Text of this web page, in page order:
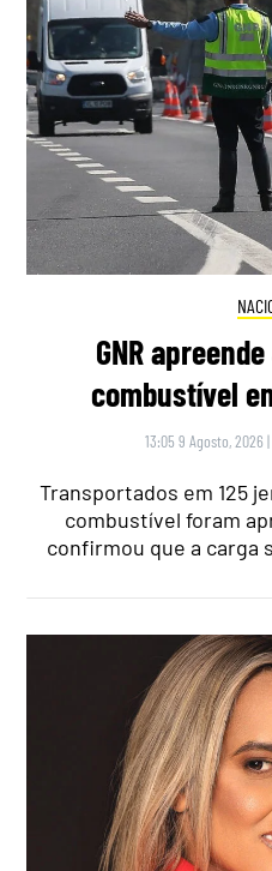
GNR
combustível
13:05 9 Agosto, 2026 |
Transportados em 125
combustível foram
confirmou que a carga